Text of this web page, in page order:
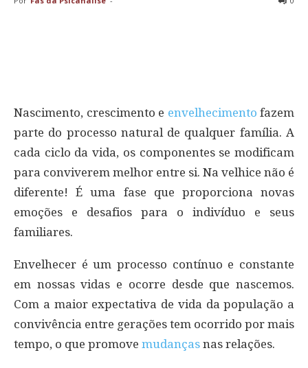
Nascimento, crescimento e envelhecimento fazem
parte do processo natural de qualquer família. A
cada ciclo da vida, os componentes se modificam
para conviverem melhor entre si. Na velhice não é
diferente! É uma fase que proporciona novas
emoções e desafios para o indivíduo e seus
familiares.
Envelhecer é um processo contínuo e constante
em nossas vidas e ocorre desde que nascemos.
Com a maior expectativa de vida da população a
convivência entre gerações tem ocorrido por mais
tempo, o que promove mudanças nas relações.